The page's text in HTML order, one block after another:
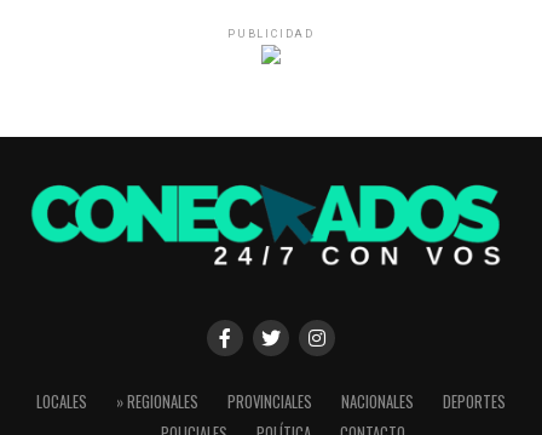
PUBLICIDAD
LOCALES » REGIONALES PROVINCIALES NACIONALES
DEPORTES